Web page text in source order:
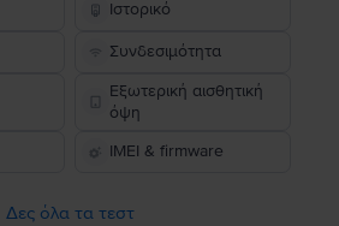
Ιστορικό
Συνδεσιμότητα
Εξωτερική αισθητική
όψη
IMEI & firmware
Δες όλα τα τεστ